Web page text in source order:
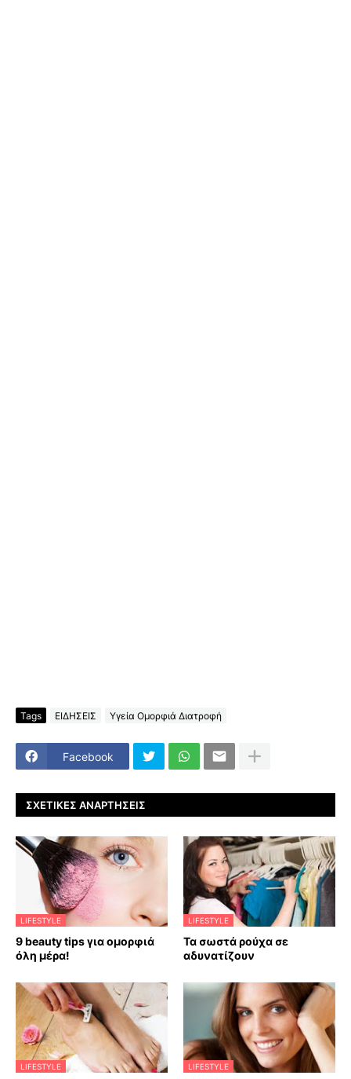
Tags ΕΙΔΗΣΕΙΣ Υγεία Ομορφιά Διατροφή
Facebook
ΣΧΕΤΙΚΈΣ ΑΝΑΡΤΉΣΕΙΣ
LIFESTYLE
9 beauty tips για ομορφιά
όλη μέρα!
LIFESTYLE
Τα σωστά ρούχα σε
αδυνατίζουν
LIFESTYLE LIFESTYLE